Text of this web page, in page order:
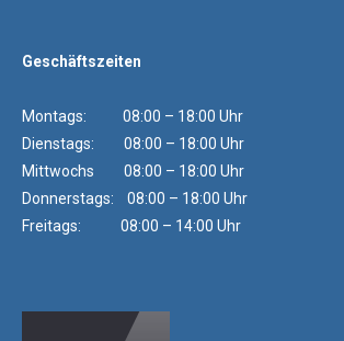
Geschäftszeiten
Montags: 08:00 – 18:00 Uhr
Dienstags: 08:00 – 18:00 Uhr
Mittwochs 08:00 – 18:00 Uhr
Donnerstags: 08:00 – 18:00 Uhr
Freitags: 08:00 – 14:00 Uhr